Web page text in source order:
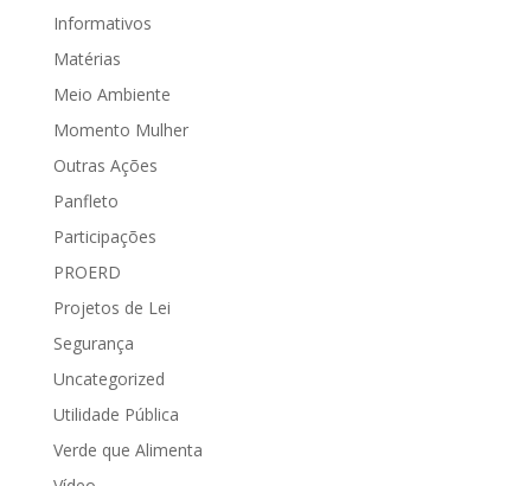
Informativos
Matérias
Meio Ambiente
Momento Mulher
Outras Ações
Panfleto
Participações
PROERD
Projetos de Lei
Segurança
Uncategorized
Utilidade Pública
Verde que Alimenta